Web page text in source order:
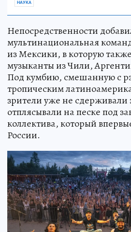
НАУКА
Непосредственности
мультинациональная
из Мексики, в которую
музыканты из Чили,
Под кумбию, смешанную с
тропическим
зрители уже не
отплясывали на песке под
коллектива, который
России.